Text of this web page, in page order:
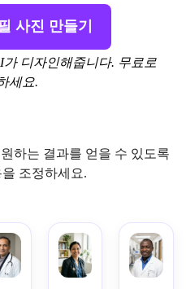
사진 만들기
디자인해줍니다. 무료로
세요.
하는 결과를 얻을 수 있도록
조정하세요.